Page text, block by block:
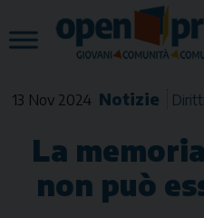
to
content
13 Nov 2024 Notizie
La
non può